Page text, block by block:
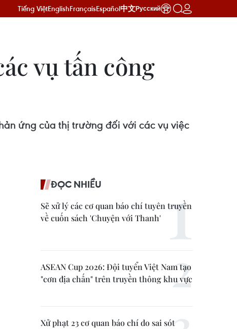
Tiếng ViệtEnglishFrançaisEspañol中文Русский
vụ tấn công
ứng của thị trường đối với các vụ việc
ĐỌC NHIỀU
Sẽ xử lý các cơ quan báo chí tuyên truyền
về cuốn sách 'Chuyện với Thanh'
ASEAN Cup 2026: Đội tuyển Việt Nam tạo
"cơn địa chấn" trên truyền thông khu vực
Xử phạt 23 cơ quan báo chí do sai sót